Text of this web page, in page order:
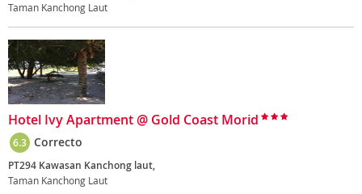
Taman Kanchong Laut
Hotel Ivy Apartment @ Gold Coast Morid
6.3 Correcto
PT294 Kawasan Kanchong laut,
Taman Kanchong Laut